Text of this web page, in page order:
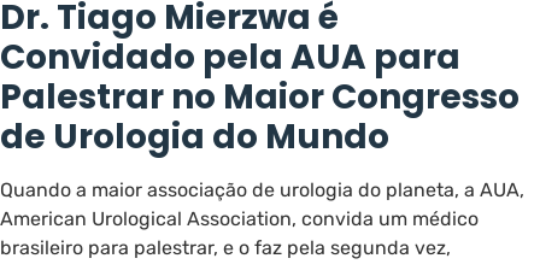
Dr. Tiago Mierzwa é
Convidado pela AUA para
Palestrar no Maior Congresso
de Urologia do Mundo
Quando a maior associação de urologia do planeta, a AUA,
American Urological Association, convida um médico
brasileiro para palestrar, e o faz pela segunda vez,